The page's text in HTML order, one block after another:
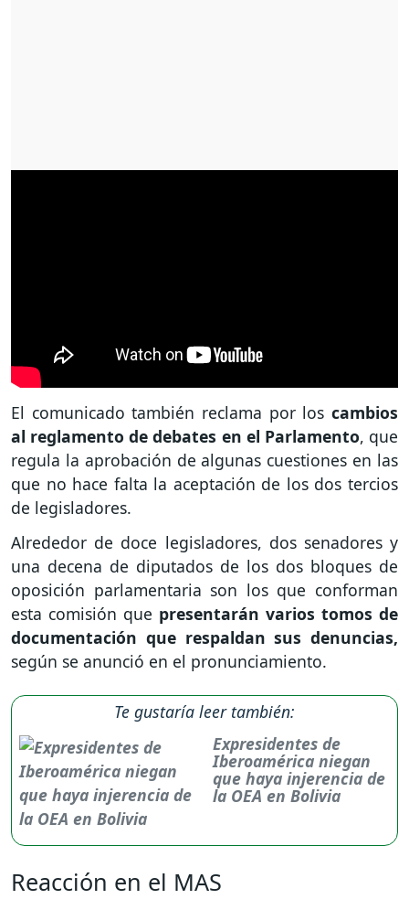
El comunicado también reclama por los cambios
al reglamento de debates en el Parlamento, que
regula la aprobación de algunas cuestiones en las
que no hace falta la aceptación de los dos tercios
de legisladores.
Alrededor de doce legisladores, dos senadores y
una decena de diputados de los dos bloques de
oposición parlamentaria son los que conforman
esta comisión que presentarán varios tomos de
documentación que respaldan sus denuncias,
según se anunció en el pronunciamiento.
Te gustaría leer también:
Expresidentes de
Iberoamérica niegan
que haya injerencia de
la OEA en Bolivia
Reacción en el MAS